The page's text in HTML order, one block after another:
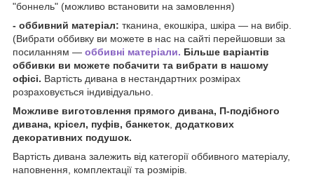
"боннель" (можливо встановити на замовлення)
- оббивний матеріал: тканина, екошкіра, шкіра — на вибір.
(Вибрати оббивку ви можете в нас на сайті перейшовши за
посиланням — оббивні матеріали. Більше варіантів
оббивки ви можете побачити та вибрати в нашому
офісі. Вартість дивана в нестандартних розмірах
розраховується індивідуально.
Можливе виготовлення прямого дивана, П-подібного
дивана, крісел, пуфів, банкеток додаткових
декоративних подушок.
Вартість дивана залежить від категорії оббивного матеріалу,
наповнення, комплектації та розмірів.